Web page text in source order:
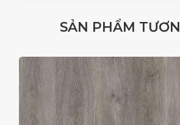
SẢN PHẨM TƯƠN